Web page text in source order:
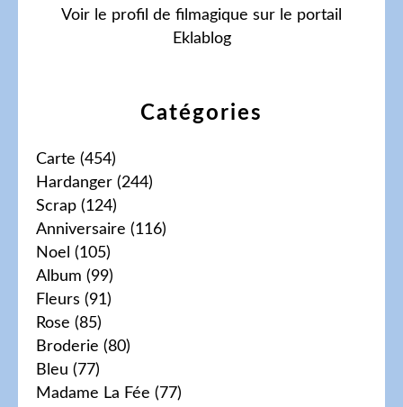
Catégories
Carte (454)
Hardanger (244)
Scrap (124)
Anniversaire (116)
Noel (105)
Album (99)
Fleurs (91)
Rose (85)
Broderie (80)
Bleu (77)
Madame La Fée (77)
Voir le profil de filmagique sur le portail
Eklablog